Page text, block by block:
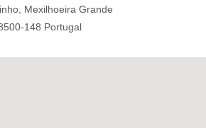
Mexilhoeira Grande
148 Portugal